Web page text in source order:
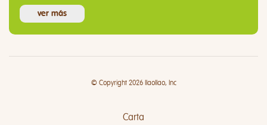
ver más
© Copyright 2026 llaollao, Inc
Carta